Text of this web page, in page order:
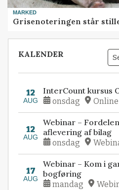
MARKED
Grisenoteringen står
KALENDER
12
AUG
InterCount kursus
onsdag Online
12
AUG
Webinar –
aflevering af bilag
onsdag
17
AUG
Webinar – Kom i
bogføring
mandag